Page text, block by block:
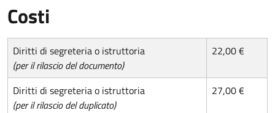
Costi
Diritti di segreteria o istruttoria
(per il rilascio del documento)
22,00 €
Diritti di segreteria o istruttoria
(per il rilascio del duplicato)
27,00 €